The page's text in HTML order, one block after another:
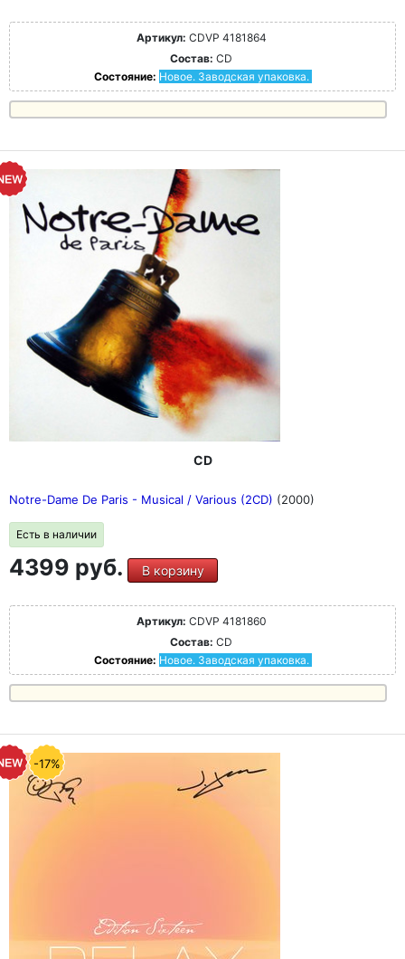
Артикул: CDVP 4181864
Состав: CD
Состояние: Новое. Заводская упаковка.
CD
Notre-Dame De Paris - Musical / Various (2CD) (2000)
Есть в наличии
4399 руб. В корзину
Артикул: CDVP 4181860
Состав: CD
Состояние: Новое. Заводская упаковка.
-17%